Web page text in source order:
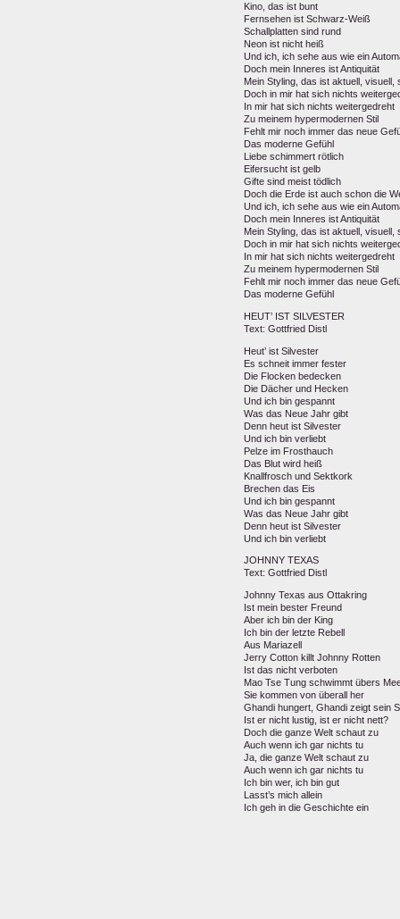
Kino, das ist bunt
Fernsehen ist Schwarz-Weiß
Schallplatten sind rund
Neon ist nicht heiß
Und ich, ich sehe aus wie ein
Doch mein Inneres ist Antiquität
Mein Styling, das ist aktuell, visuell,
Doch in mir hat sich nichts
In mir hat sich nichts weitergedreht
Zu meinem hypermodernen Stil
Fehlt mir noch immer das neue
Das moderne Gefühl
Liebe schimmert rötlich
Eifersucht ist gelb
Gifte sind meist tödlich
Doch die Erde ist auch schon die
Und ich, ich sehe aus wie ein
Doch mein Inneres ist Antiquität
Mein Styling, das ist aktuell, visuell,
Doch in mir hat sich nichts
In mir hat sich nichts weitergedreht
Zu meinem hypermodernen Stil
Fehlt mir noch immer das neue
Das moderne Gefühl
HEUT’ IST SILVESTER
Text: Gottfried Distl
Heut’ ist Silvester
Es schneit immer fester
Die Flocken bedecken
Die Dächer und Hecken
Und ich bin gespannt
Was das Neue Jahr gibt
Denn heut ist Silvester
Und ich bin verliebt
Pelze im Frosthauch
Das Blut wird heiß
Knallfrosch und Sektkork
Brechen das Eis
Und ich bin gespannt
Was das Neue Jahr gibt
Denn heut ist Silvester
Und ich bin verliebt
JOHNNY TEXAS
Text: Gottfried Distl
Johnny Texas aus Ottakring
Ist mein bester Freund
Aber ich bin der King
Ich bin der letzte Rebell
Aus Mariazell
Jerry Cotton killt Johnny Rotten
Ist das nicht verboten
Mao Tse Tung schwimmt übers
Sie kommen von überall her
Ghandi hungert, Ghandi zeigt sein
Ist er nicht lustig, ist er nicht nett?
Doch die ganze Welt schaut zu
Auch wenn ich gar nichts tu
Ja, die ganze Welt schaut zu
Auch wenn ich gar nichts tu
Ich bin wer, ich bin gut
Lasst’s mich allein
Ich geh in die Geschichte ein